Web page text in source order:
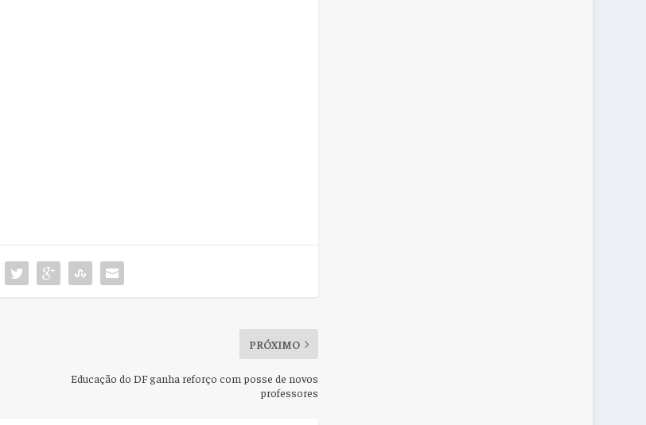
PRÓXIMO
Educação do DF ganha reforço com posse de novos
professores